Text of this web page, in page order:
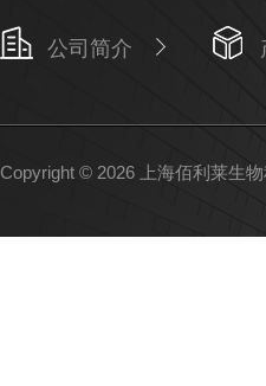
公司简介
Copyright © 2026 上海佰利莱生